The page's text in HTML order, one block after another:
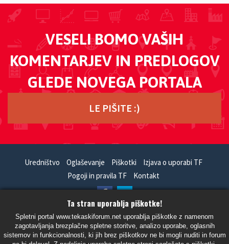
VESELI BOMO VAŠIH
KOMENTARJEV IN PREDLOGOV
GLEDE NOVEGA PORTALA
LE PIŠITE :)
Uredništvo Oglaševanje Piškotki
Izjava o uporabi TF
Pogoji in pravila TF
Kontakt
HandCrafted With - Powered By
- Vsi časi so UTC+02:00 Evropa/Ljubljana -
Ta stran uporablja piškotke!
Spletni portal www.tekaskiforum.net uporablja piškotke z namenom
zagotavljanja brezplačne spletne storitve, analizo uporabe, oglasnih
sistemov in funkcionalnosti, ki jih brez piškotkov ne bi mogli nuditi in forum